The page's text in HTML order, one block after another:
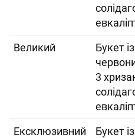
Великий
Букет
3
Ексклюзивний
Букет